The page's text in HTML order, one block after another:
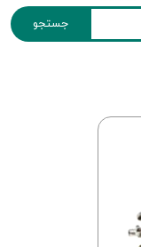
جستجو